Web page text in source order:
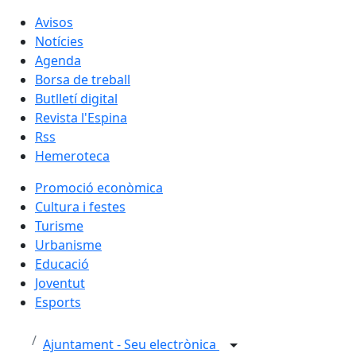
Avisos
Notícies
Agenda
Borsa de treball
Butlletí digital
Revista l'Espina
Rss
Hemeroteca
Promoció econòmica
Cultura i festes
Turisme
Urbanisme
Educació
Joventut
Esports
Ajuntament - Seu electrònica